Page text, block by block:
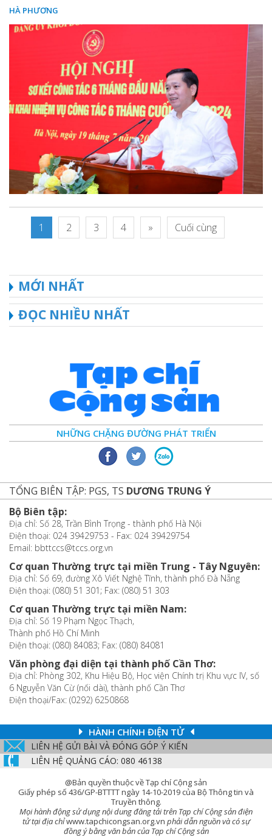
HÀ PHƯƠNG
1 2 3 4 » Cuối cùng
MỚI NHẤT
ĐỌC NHIỀU NHẤT
NHỮNG CHẶNG ĐƯỜNG PHÁT TRIỂN
TỔNG BIÊN TẬP: PGS, TS DƯƠNG TRUNG Ý
Bộ Biên tập:
Địa chỉ: Số 28, Trần Bình Trọng - thành phố Hà Nội
Điện thoại: 024 39429753 - Fax: 024 39429754
Email: bbttccs@tccs.org.vn
Cơ quan Thường trực tại miền Trung - Tây Nguyên:
Địa chỉ: Số 69, đường Xô Viết Nghệ Tĩnh, thành phố Đà Nẵng
Điện thoại: (080) 51 301; Fax: (080) 51 303
Cơ quan Thường trực tại miền Nam:
Địa chỉ: Số 19 Phạm Ngọc Thạch,
Thành phố Hồ Chí Minh
Điện thoại: (080) 84083; Fax: (080) 84081
Văn phòng đại diện tại thành phố Cần Thơ:
Địa chỉ: Phòng 302, Khu Hiệu Bộ, Học viện Chính trị Khu vực IV, số
6 Nguyễn Văn Cừ (nối dài), thành phố Cần Thơ
Điện thoại/Fax: (0292) 6250868
HÀNH CHÍNH ĐIỆN TỬ
LIÊN HỆ GỬI BÀI VÀ ĐÓNG GÓP Ý KIẾN
LIÊN HỆ QUẢNG CÁO: 080 46138
@Bản quyền thuộc về Tạp chí Cộng sản
Giấy phép số 436/GP-BTTTT ngày 14-10-2019 của Bộ Thông tin và
Truyền thông.
Mọi hành động sử dụng nội dung đăng tải trên Tạp chí Cộng sản điện
tử tại địa chỉwww.tapchicongsan.org.vn phải dẫn nguồn và có sự
đồng ý bằng văn bản của Tạp chí Cộng sản